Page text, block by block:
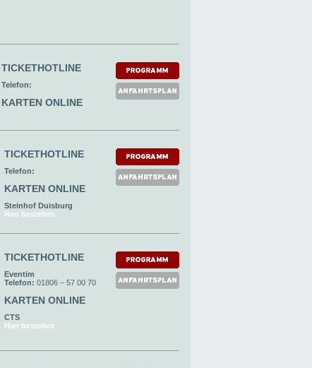
TICKETHOTLINE
Telefon:
KARTEN ONLINE
TICKETHOTLINE
Telefon:
KARTEN ONLINE
Steinhof Duisburg
Hier bestellen
TICKETHOTLINE
Eventim
Telefon: 01806 – 57 00 70
KARTEN ONLINE
CTS
Hier bestellen